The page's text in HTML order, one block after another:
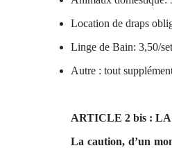
Location de draps
Linge de Bain: 3,50/set
Autre : tout
ARTICLE 2 bis :
La caution, d’un